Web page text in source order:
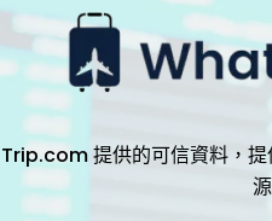
提供的可信資料，提